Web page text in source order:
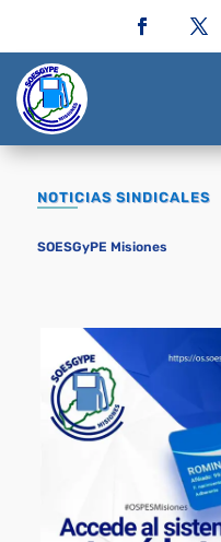
NOTICIAS SINDICALES
SOESGyPE Misiones